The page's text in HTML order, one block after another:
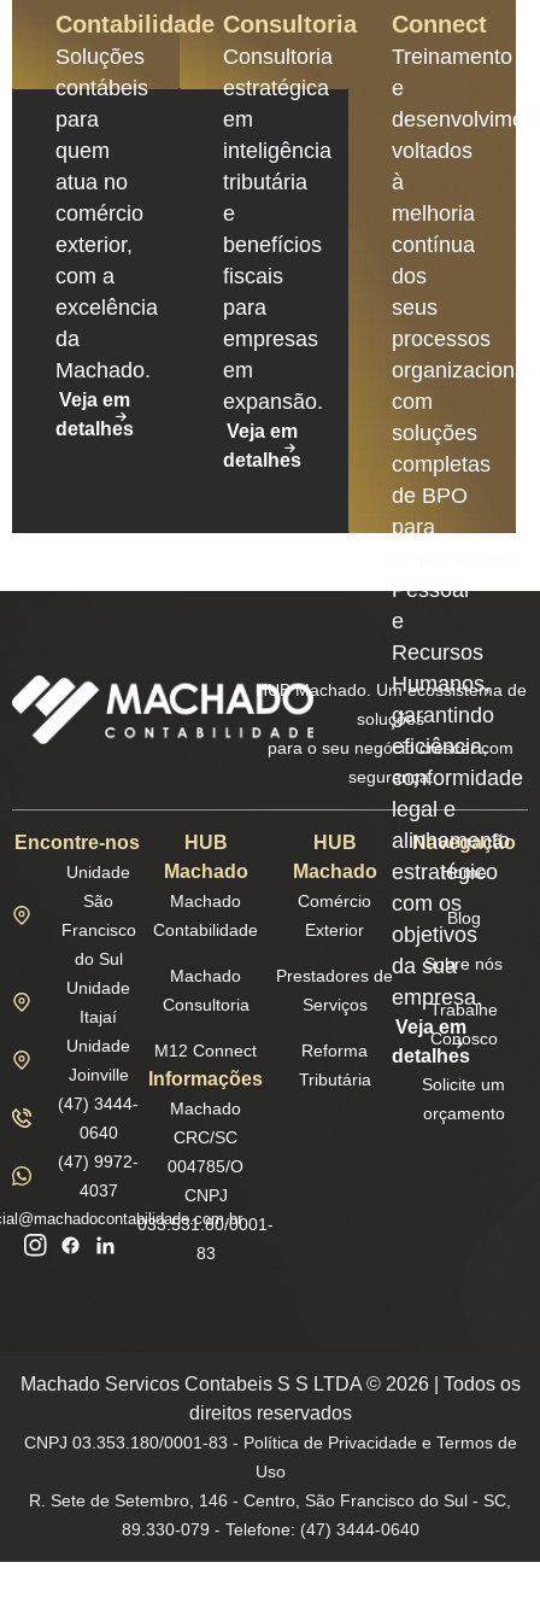
Contabilidade
Soluções
contábeis
para
quem
atua no
comércio
exterior,
com a
excelência
da
Machado.
Veja em
detalhes
Consultoria
Consultoria
estratégica
em
inteligência
tributária
e
benefícios
fiscais
para
empresas
em
expansão.
Veja em
detalhes
Connect
Treinamento
e
voltados
à
melhoria
contínua
dos
seus
processos
com
soluções
completas
de BPO
para
Pessoal
e
Recursos
Humanos,
garantindo
eficiência,
conformidade
legal e
alinhamento
estratégico
com os
objetivos
da sua
empresa.
Veja em
detalhes
HUB Machado. Um ecossistema de
soluções
para o seu negócio crescer com
segurança.
Encontre-nos
Unidade
São
Francisco
do Sul
Unidade
Itajaí
Unidade
Joinville
(47) 3444-
0640
(47) 9972-
4037
HUB
Machado
Machado
Contabilidade
Machado
Consultoria
M12 Connect
Informações
Machado
CRC/SC
004785/O
CNPJ
033.531.80/0001-
83
HUB
Machado
Comércio
Exterior
Prestadores de
Serviços
Reforma
Tributária
Navegação
Home
Blog
Sobre nós
Trabalhe
Conosco
Solicite um
orçamento
Machado Servicos Contabeis S S LTDA © 2026 | Todos os
direitos reservados
CNPJ 03.353.180/0001-83 - Política de Privacidade e Termos de
Uso
R. Sete de Setembro, 146 - Centro, São Francisco do Sul - SC,
89.330-079 - Telefone: (47) 3444-0640